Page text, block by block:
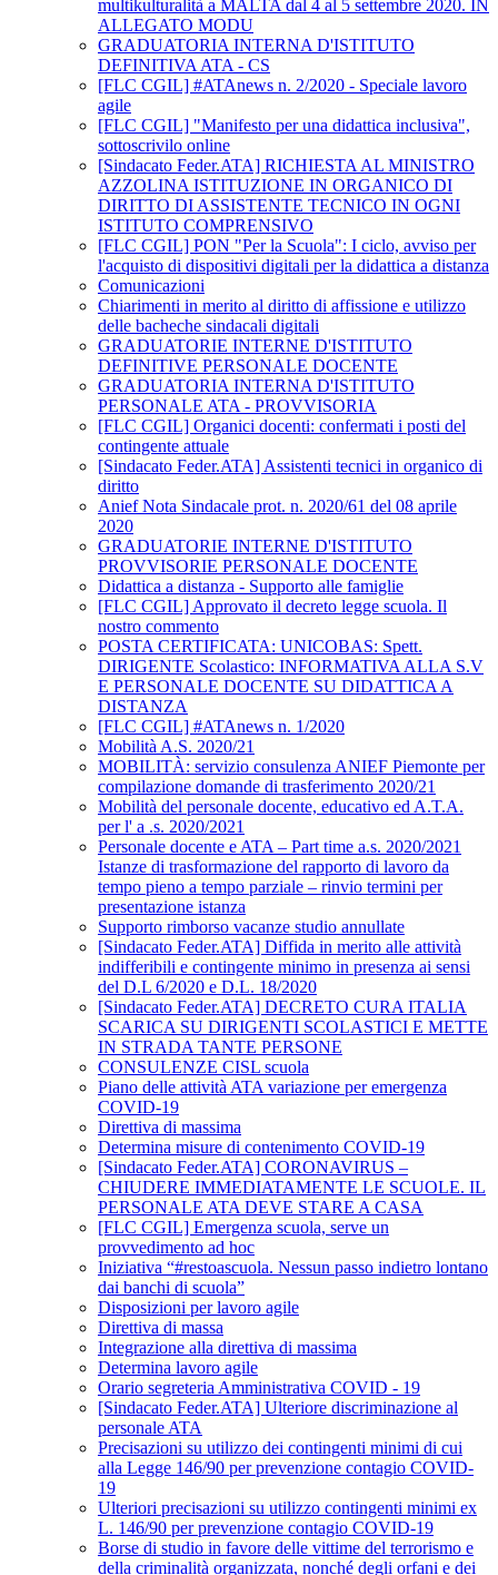
multikulturalità a MALTA dal 4 al 5 settembre 2020. IN
ALLEGATO MODU
GRADUATORIA INTERNA D'ISTITUTO
DEFINITIVA ATA - CS
[FLC CGIL] #ATAnews n. 2/2020 - Speciale lavoro
agile
[FLC CGIL] "Manifesto per una didattica inclusiva",
sottoscrivilo online
[Sindacato Feder.ATA] RICHIESTA AL MINISTRO
AZZOLINA ISTITUZIONE IN ORGANICO DI
DIRITTO DI ASSISTENTE TECNICO IN OGNI
ISTITUTO COMPRENSIVO
[FLC CGIL] PON "Per la Scuola": I ciclo, avviso per
l'acquisto di dispositivi digitali per la didattica a distanza
Comunicazioni
Chiarimenti in merito al diritto di affissione e utilizzo
delle bacheche sindacali digitali
GRADUATORIE INTERNE D'ISTITUTO
DEFINITIVE PERSONALE DOCENTE
GRADUATORIA INTERNA D'ISTITUTO
PERSONALE ATA - PROVVISORIA
[FLC CGIL] Organici docenti: confermati i posti del
contingente attuale
[Sindacato Feder.ATA] Assistenti tecnici in organico di
diritto
Anief Nota Sindacale prot. n. 2020/61 del 08 aprile
2020
GRADUATORIE INTERNE D'ISTITUTO
PROVVISORIE PERSONALE DOCENTE
Didattica a distanza - Supporto alle famiglie
[FLC CGIL] Approvato il decreto legge scuola. Il
nostro commento
POSTA CERTIFICATA: UNICOBAS: Spett.
DIRIGENTE Scolastico: INFORMATIVA ALLA S.V
E PERSONALE DOCENTE SU DIDATTICA A
DISTANZA
[FLC CGIL] #ATAnews n. 1/2020
Mobilità A.S. 2020/21
MOBILITÀ: servizio consulenza ANIEF Piemonte per
compilazione domande di trasferimento 2020/21
Mobilità del personale docente, educativo ed A.T.A.
per l' a .s. 2020/2021
Personale docente e ATA – Part time a.s. 2020/2021
Istanze di trasformazione del rapporto di lavoro da
tempo pieno a tempo parziale – rinvio termini per
presentazione istanza
Supporto rimborso vacanze studio annullate
[Sindacato Feder.ATA] Diffida in merito alle attività
indifferibili e contingente minimo in presenza ai sensi
del D.L 6/2020 e D.L. 18/2020
[Sindacato Feder.ATA] DECRETO CURA ITALIA
SCARICA SU DIRIGENTI SCOLASTICI E METTE
IN STRADA TANTE PERSONE
CONSULENZE CISL scuola
Piano delle attività ATA variazione per emergenza
COVID-19
Direttiva di massima
Determina misure di contenimento COVID-19
[Sindacato Feder.ATA] CORONAVIRUS –
CHIUDERE IMMEDIATAMENTE LE SCUOLE. IL
PERSONALE ATA DEVE STARE A CASA
[FLC CGIL] Emergenza scuola, serve un
provvedimento ad hoc
Iniziativa “#restoascuola. Nessun passo indietro lontano
dai banchi di scuola”
Disposizioni per lavoro agile
Direttiva di massa
Integrazione alla direttiva di massima
Determina lavoro agile
Orario segreteria Amministrativa COVID - 19
[Sindacato Feder.ATA] Ulteriore discriminazione al
personale ATA
Precisazioni su utilizzo dei contingenti minimi di cui
alla Legge 146/90 per prevenzione contagio COVID-
19
Ulteriori precisazioni su utilizzo contingenti minimi ex
L. 146/90 per prevenzione contagio COVID-19
Borse di studio in favore delle vittime del terrorismo e
della criminalità organizzata, nonché degli orfani e dei